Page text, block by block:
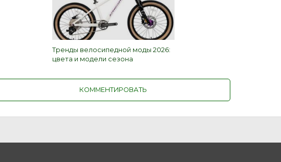
Тренды велосипедной моды 2026:
цвета и модели сезона
КОММЕНТИРОВАТЬ